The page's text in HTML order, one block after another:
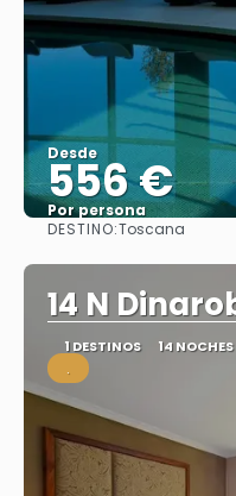
Desde
556 €
Por persona
DESTINO:Toscana
14 N
1 DESTINOS 14 NOCHES
.